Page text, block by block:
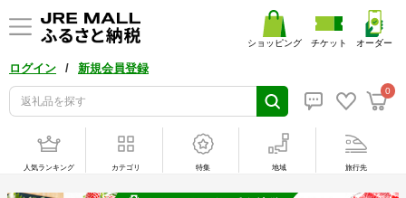
ログイン / 新規会員登録
0
ショッピング チケット オーダー
人気ランキング カテゴリ 特集 地域 旅行先